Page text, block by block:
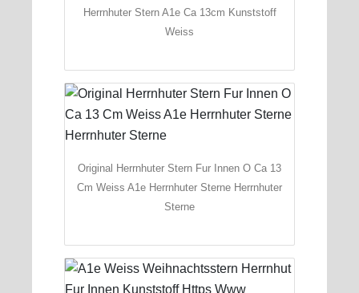
Herrnhuter Stern A1e Ca 13cm Kunststoff
Weiss
Original Herrnhuter Stern Fur Innen O Ca 13
Cm Weiss A1e Herrnhuter Sterne Herrnhuter
Sterne